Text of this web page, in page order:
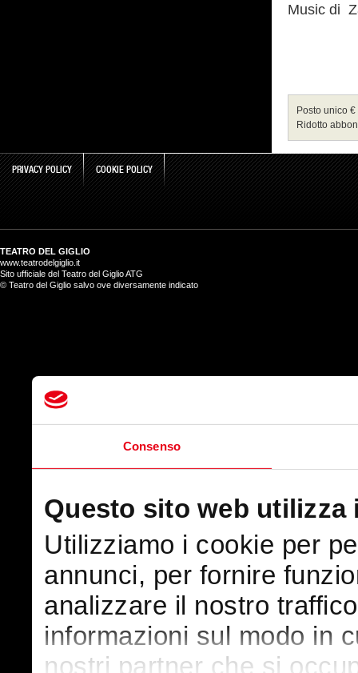
Consenso
Questo sito web utilizza
Utilizziamo i cookie per
annunci, per fornire
analizzare il nostro
informazioni sul modo in
nostri partner che si
Music di
Posto unico
Ridotto
PRIVACY POLICY COOKIE POLICY
TEATRO DEL GIGLIO
www.teatrodelgiglio.it
Sito ufficiale del Teatro del Giglio ATG
© Teatro del Giglio salvo ove diversamente indicato